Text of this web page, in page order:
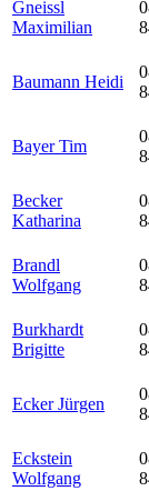
Gneissl
Maximilian
Baumann Heidi
Bayer Tim
Becker
Katharina
Brandl
Wolfgang
Burkhardt
Brigitte
Ecker Jürgen
Eckstein
Wolfgang